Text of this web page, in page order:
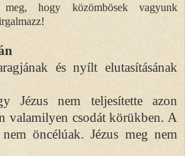
hogy közömbösek vagyunk
és nyílt elutasításának
Jézus nem teljesítette azon
valamilyen csodát körükben. A
öncélúak. Jézus meg nem